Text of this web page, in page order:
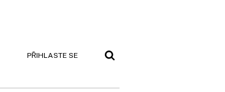
PŘIHLASTE SE